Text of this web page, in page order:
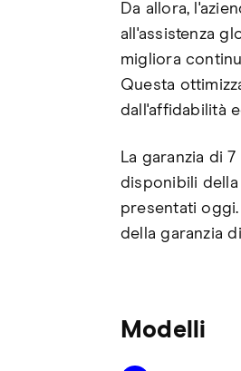
Da allora,
all'assistenza
migliora
Questa
dall'affidabilità
La garanzia di
disponibili della
presentati
della garanzia
Modelli